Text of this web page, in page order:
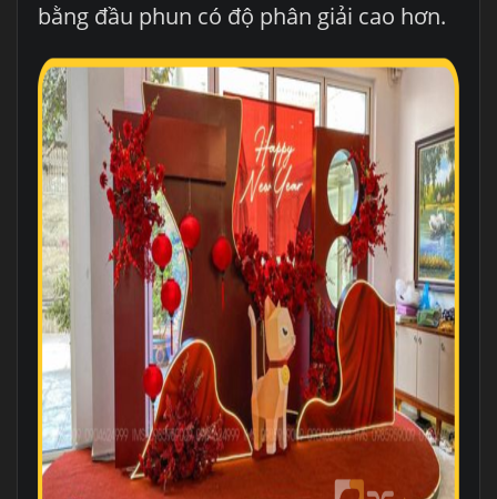
bằng đầu phun có độ phân giải cao hơn.